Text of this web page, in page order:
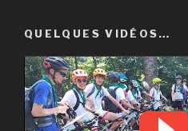
QUELQUES VIDÉOS…